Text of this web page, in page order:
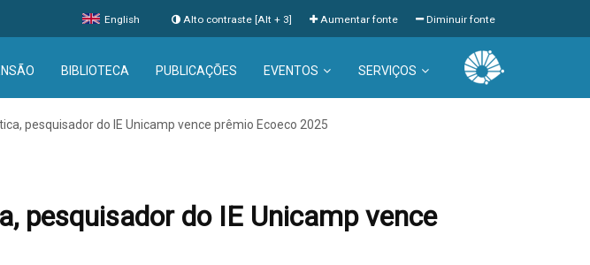
English Diminuir fonte
Aumentar fonte
Alto contraste [Alt + 3]
BIBLIOTECA PUBLICAÇÕES EVENTOS SERVIÇOS
pesquisador do IE Unicamp vence prêmio Ecoeco 2025
pesquisador do IE Unicamp vence